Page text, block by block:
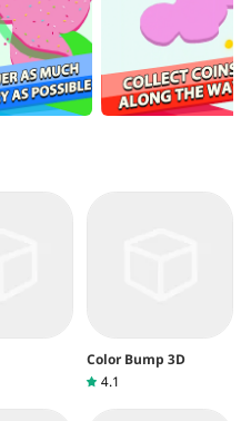
Color Bump 3D
4.1